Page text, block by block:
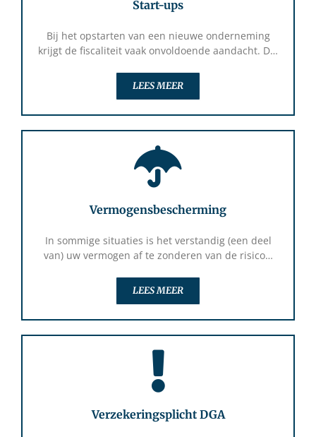
Start-ups
Bij het opstarten van een nieuwe onderneming
krijgt de fiscaliteit vaak onvoldoende aandacht. D…
LEES MEER
Vermogensbescherming
In sommige situaties is het verstandig (een deel
van) uw vermogen af te zonderen van de risico…
LEES MEER
Verzekeringsplicht DGA